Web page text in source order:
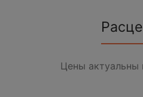
Цены актуальны